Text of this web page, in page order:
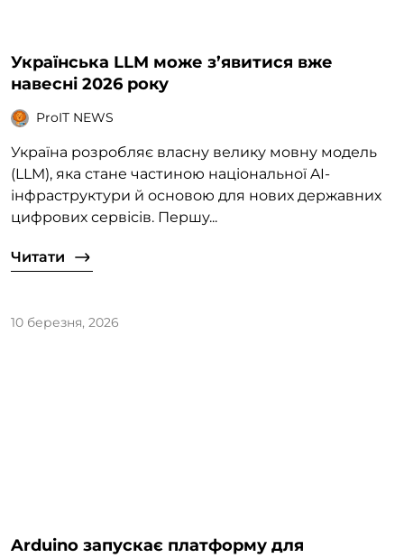
Українська LLM може з’явитися вже
навесні 2026 року
ProIT NEWS
Україна розробляє власну велику мовну модель
(LLM), яка стане частиною національної AI-
інфраструктури й основою для нових державних
цифрових сервісів. Першу...
Читати
10 березня, 2026
Arduino запускає платформу для